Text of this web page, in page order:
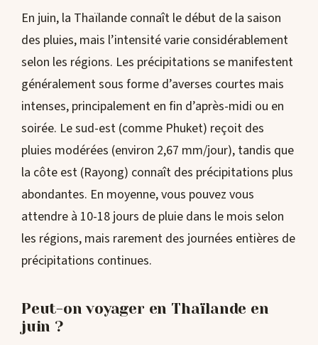
En juin, la Thaïlande connaît le début de la saison
des pluies, mais l’intensité varie considérablement
selon les régions. Les précipitations se manifestent
généralement sous forme d’averses courtes mais
intenses, principalement en fin d’après-midi ou en
soirée. Le sud-est (comme Phuket) reçoit des
pluies modérées (environ 2,67 mm/jour), tandis que
la côte est (Rayong) connaît des précipitations plus
abondantes. En moyenne, vous pouvez vous
attendre à 10-18 jours de pluie dans le mois selon
les régions, mais rarement des journées entières de
précipitations continues.
Peut-on voyager en Thaïlande en
juin ?